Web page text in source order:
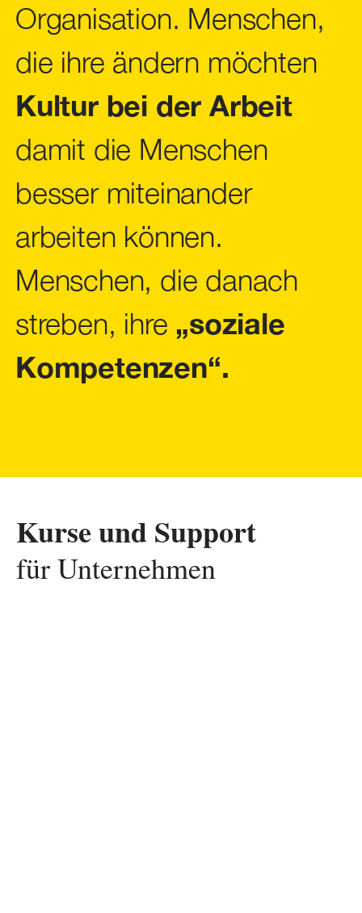
Organisation. Menschen,
die ihre ändern möchten
Kultur bei der Arbeit
damit die Menschen
besser miteinander
arbeiten können.
Menschen, die danach
streben, ihre „soziale
Kompetenzen“.
Kurse und Support
für Unternehmen